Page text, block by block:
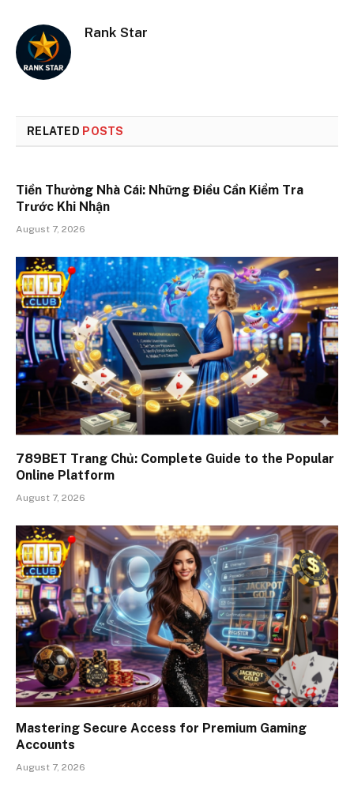
Rank Star
RELATED POSTS
Tiền Thưởng Nhà Cái: Những Điều Cần Kiểm Tra
Trước Khi Nhận
August 7, 2026
789BET Trang Chủ: Complete Guide to the Popular
Online Platform
August 7, 2026
Mastering Secure Access for Premium Gaming
Accounts
August 7, 2026